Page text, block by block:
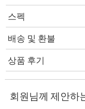
스펙
배송 및 환불
상품 후기
회원님께 제안하